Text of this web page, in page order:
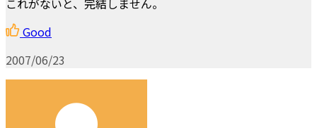
Good
2007/06/23